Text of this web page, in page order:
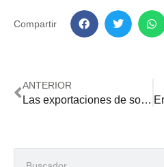
Compartir
ANTERIOR
Las exportaciones de soja cerraron el quinto mes del año un déficit de USD 480 millones